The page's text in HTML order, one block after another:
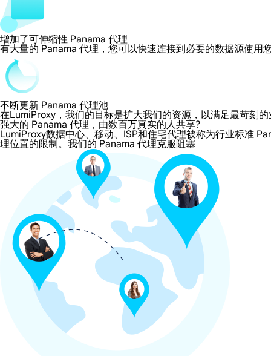
增加了可伸缩性 Panama 代理
有大量的 Panama 代理，您可以快速连接到必要的数据源使
不断更新 Panama 代理池
在LumiProxy，我们的目标是扩大我们的资源，以满足最苛刻
强大的 Panama 代理，由数百万真实的人共享?
LumiProxy数据中心、移动、ISP和住宅代理被称为行业标准
理位置的限制。我们的 Panama 代理克服阻塞